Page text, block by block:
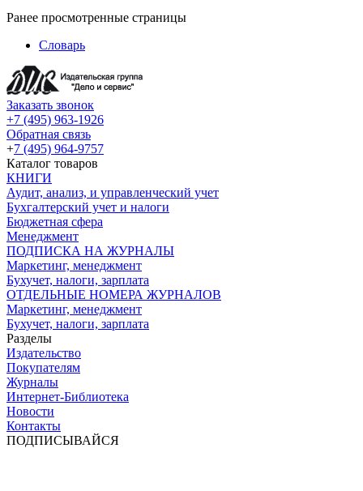
Ранее просмотренные страницы
Словарь
Заказать звонок
+7 (495) 963-1926
Обратная связь
+7 (495) 964-9757
Каталог товаров
КНИГИ
Аудит, анализ, и управленческий учет
Бухгалтерский учет и налоги
Бюджетная сфера
Менеджмент
ПОДПИСКА НА ЖУРНАЛЫ
Маркетинг, менеджмент
Бухучет, налоги, зарплата
ОТДЕЛЬНЫЕ НОМЕРА ЖУРНАЛОВ
Маркетинг, менеджмент
Бухучет, налоги, зарплата
Разделы
Издательство
Покупателям
Журналы
Интернет-Библиотека
Новости
Контакты
ПОДПИСЫВАЙСЯ